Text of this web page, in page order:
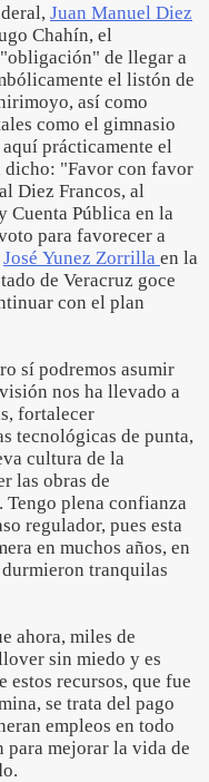
Juan Manuel Diez
Chahín, el
de llegar a
el listón de
así como
como el gimnasio
prácticamente el
dicho: "Favor con favor
Diez Francos, al
Cuenta Pública en la
para favorecer a
José Yunez Zorrilla en la
de Veracruz goce
con el plan
sí podremos asumir
nos ha llevado a
fortalecer
tecnológicas de punta,
cultura de la
las obras de
Tengo plena confianza
regulador, pues esta
en muchos años, en
tranquilas
ahora, miles de
sin miedo y es
estos recursos, que fue
se trata del pago
empleos en todo
para mejorar la vida de